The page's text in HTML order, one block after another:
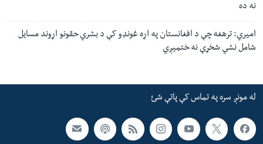
نه ده
امیري: ترهغه چې د افغانستان په اړه غونډو کې د بشري حقونو اړوند مسایل
شامل نشي شخړې نه ختمیږي
له مونږ سره په تماس کې پاتې شئ